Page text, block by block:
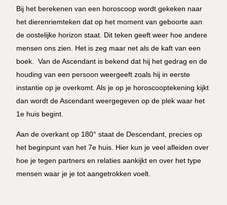
Bij het berekenen van een horoscoop wordt gekeken naar
het dierenriemteken dat op het moment van geboorte aan
de oostelijke horizon staat. Dit teken geeft weer hoe andere
mensen ons zien. Het is zeg maar net als de kaft van een
boek. Van de Ascendant is bekend dat hij het gedrag en de
houding van een persoon weergeeft zoals hij in eerste
instantie op je overkomt. Als je op je horoscooptekening kijkt
dan wordt de Ascendant weergegeven op de plek waar het
1e huis begint.
Aan de overkant op 180° staat de Descendant, precies op
het beginpunt van het 7e huis. Hier kun je veel afleiden over
hoe je tegen partners en relaties aankijkt en over het type
mensen waar je je tot aangetrokken voelt.